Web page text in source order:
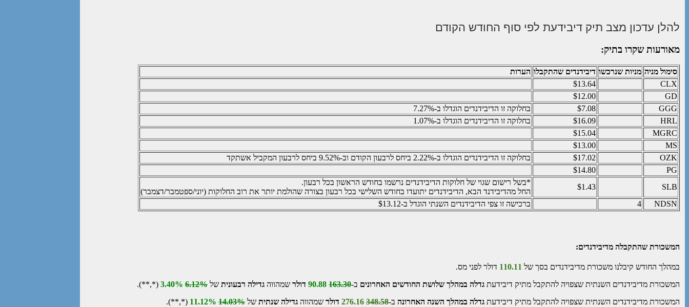
להלן עדכון מצב תיק דיבידעת לפי סוף החודש הקודם
מאורעות שקרו בתיק:
סימול מניה מניות שנרכשו דיבידנדים שהתקבלו הערות
CLX
$13.64
GD
$12.00
GGG
$7.08
בחלוקה זו הדיבידנדים הוגדלו ב-7.27%
HRL
$16.09
בחלוקה זו הדיבידנדים הוגדלו ב-1.07%
MGRC
$15.04
MS
$13.00
OZK
$17.02
בחלוקה זו הדיבידנדים הוגדלו ב-2.22% ביחס לרבעון הקודם וב-9.52% ביחס לרבעון המקביל אשתקד
PG
$14.80
SLB
$1.43
*בשל רישום שגוי של חלוקות הדיבידנדים נרשמו בחודש הראשון בכל רבעון.
החל מהדיבידנד הבא, הדיבידנדים יתועדו בחודש השלישי בכל רבעון בצורה שהולמת יותר את רוב החלוקות (יוני/ספטמבר/דצמבר)
NDSN
4 ברכישה זו צפי הדיבידנדים השנתי הוגדל ב-$13.12
המשכורת שהתקבלה מדיבידנדים:
במהלך החודש קיבלנו משכורת מדיבידנדים בסך של 110.11 דולר לפני מס.
המשכורת מדיבידנדים השנתית שצפויה להתקבל מתיק דיבידעת גדלה במהלך שלושת החודשים האחרונים ב-163.30 דולר שמהווה גדילה רבעונית של 6.12%
(*,**).
המשכורת מדיבידנדים השנתית שצפויה להתקבל מתיק דיבידעת גדלה במהלך השנה האחרונה ב-348.58 דולר שמהווה גדילה שנתית של 14.03%
(*,**).